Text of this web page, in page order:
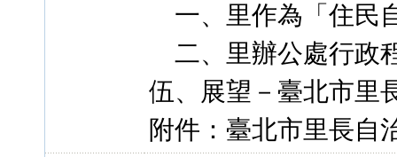
一、里作為「住民
二、里辦公處行政
伍、展望－臺北市里
附件：臺北市里長自